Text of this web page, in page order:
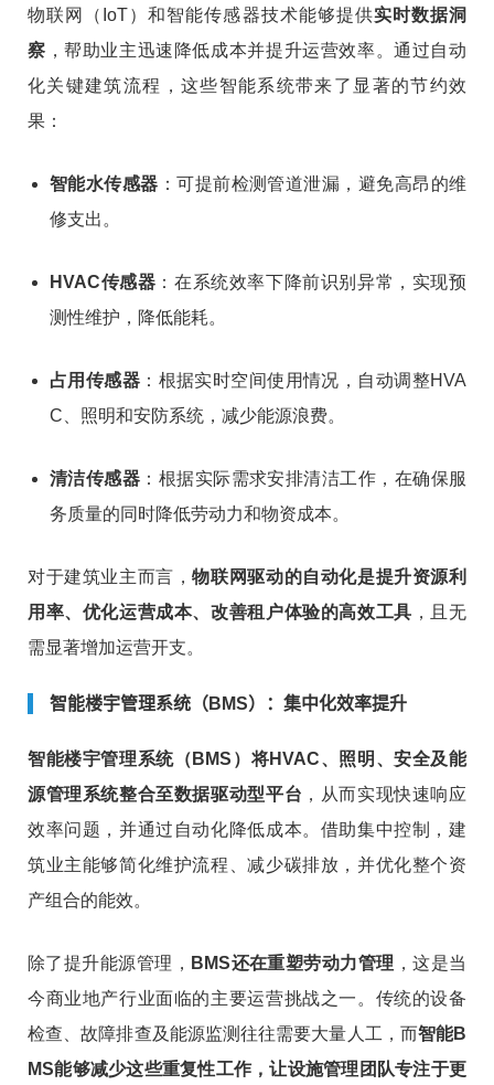
物联网（IoT）和智能传感器技术能够提供实时数据洞
察 ，帮助业主迅速降低成本并提升运营效率。通过自动
化关键建筑流程，这些智能系统带来了显著的节约效
果：
智能水传感器 ：可提前检测管道泄漏，避免高昂的维
修支出。
HVAC传感器 ：在系统效率下降前识别异常，实现预
测性维护，降低能耗。
占用传感器 ：根据实时空间使用情况，自动调整HVA
C、照明和安防系统，减少能源浪费。
清洁传感器 ：根据实际需求安排清洁工作，在确保服
务质量的同时降低劳动力和物资成本。
对于建筑业主而言，物联网驱动的自动化是提升资源利
用率、优化运营成本、改善租户体验的高效工具 ，且无
需显著增加运营开支。
智能楼宇管理系统（BMS）：集中化效率提升
智能楼宇管理系统（BMS）将HVAC、照明、安全及能
源管理系统整合至数据驱动型平台 ，从而实现快速响应
效率问题，并通过自动化降低成本。借助集中控制，建
筑业主能够简化维护流程、减少碳排放，并优化整个资
产组合的能效。
除了提升能源管理， BMS还在重塑劳动力管理 ，这是当
今商业地产行业面临的主要运营挑战之一。传统的设备
检查、故障排查及能源监测往往需要大量人工，而智能B
MS能够减少这些重复性工作，让设施管理团队专注于更